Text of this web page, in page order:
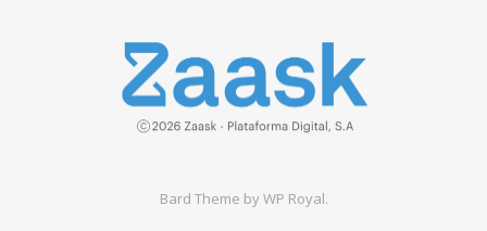
Bard Theme byWP Royal.